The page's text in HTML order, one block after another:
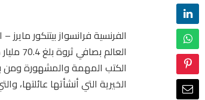
الكتب المهمة والمشهورة ومن
الخيرية التي أنشأتها